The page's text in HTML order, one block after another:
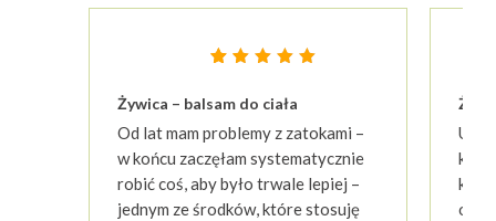
na 5 na
podstawie
ocen
klientów
Żywica – balsam do ciała
Od lat mam problemy z zatokami –
w końcu zaczęłam systematycznie
robić coś, aby było trwale lepiej –
jednym ze środków, które stosuję
U